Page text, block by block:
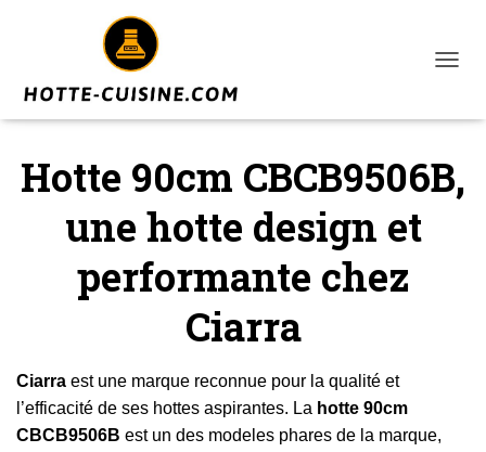
G
E
Hotte 90cm CBCB9506B,
une hotte design et
performante chez
Ciarra
Ciarra est une marque reconnue pour la qualité et
l’efficacité de ses hottes aspirantes. La hotte 90cm
CBCB9506B est un des modeles phares de la marque,